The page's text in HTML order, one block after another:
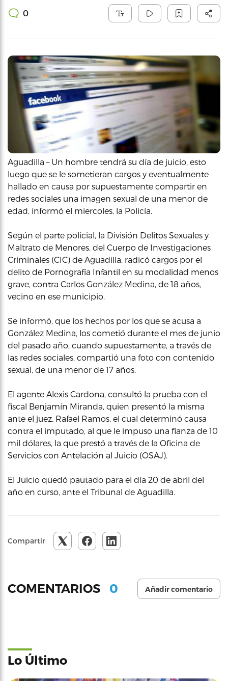
0
Aguadilla – Un hombre tendrá su día de juicio, esto
luego que se le sometieran cargos y eventualmente
hallado en causa por supuestamente compartir en
redes sociales una imagen sexual de una menor de
edad, informó el miercoles, la Policía.
Según el parte policial, la División Delitos Sexuales y
Maltrato de Menores, del Cuerpo de Investigaciones
Criminales (CIC) de Aguadilla, radicó cargos por el
delito de Pornografía Infantil en su modalidad menos
grave, contra Carlos González Medina, de 18 años,
vecino en ese municipio.
Se informó, que los hechos por los que se acusa a
González Medina, los cometió durante el mes de junio
del pasado año, cuando supuestamente, a través de
las redes sociales, compartió una foto con contenido
sexual, de una menor de 17 años.
El agente Alexis Cardona, consultó la prueba con el
fiscal Benjamín Miranda, quien presentó la misma
ante el juez, Rafael Ramos, el cual determinó causa
contra el imputado, al que le impuso una fianza de 10
mil dólares, la que prestó a través de la Oficina de
Servicios con Antelación al Juicio (OSAJ).
El Juicio quedó pautado para el día 20 de abril del
año en curso, ante el Tribunal de Aguadilla.
Compartir
COMENTARIOS 0 Añadir comentario
Lo Último